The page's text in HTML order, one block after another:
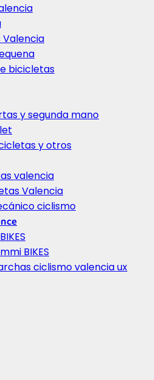
Valencia
bicicletas
y segunda mano
y otros
valencia
Valencia
ciclismo
BIKES
ciclismo valencia ux